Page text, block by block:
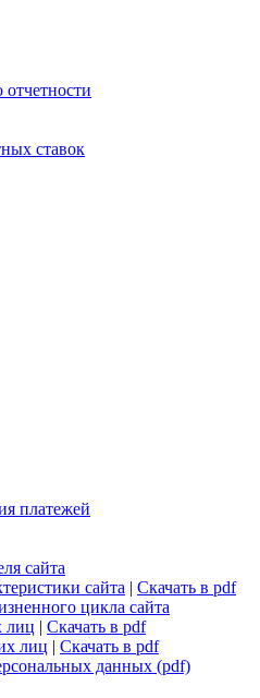
ставок
платежей
сайта
сайта | Скачать в pdf
цикла сайта
лиц | Скачать в pdf
лиц | Скачать в pdf
данных (pdf)